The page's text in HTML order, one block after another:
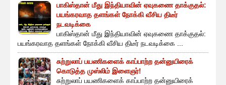
பாகிஸ்தான் மீது இந்தியாவின் ஏவுகணை தாக்குதல்:
பயங்கரவாத தளங்கள் நோக்கி வீசிய திடீர்
நடவடிக்கை
பாகிஸ்தான் மீது இந்தியாவின் ஏவுகணை தாக்குதல்:
பயங்கரவாத தளங்கள் நோக்கி வீசிய திடீர் நடவடிக்கை ...
சுற்றுலாப் பயணிகளைக் காப்பாற்ற தன்னுயிரைக்
கொடுத்த முஸ்லிம் இளைஞர்!
சுற்றுலாப் பயணிகளைக் காப்பாற்ற தன்னுயிரைக்